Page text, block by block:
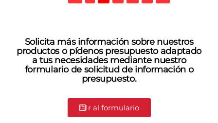
Solicita más información sobre nuestros
productos o pídenos presupuesto adaptado
a tus necesidades mediante nuestro
formulario de solicitud de información o
presupuesto.
Ir al formulario